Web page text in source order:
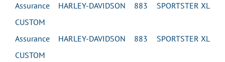
Assurance HARLEY-DAVIDSON 883 SPORTSTER XL
CUSTOM
Assurance HARLEY-DAVIDSON 883 SPORTSTER XL
CUSTOM